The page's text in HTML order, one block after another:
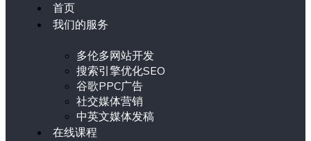
首页
我们的服务
多伦多网站开发
搜索引擎优化SEO
谷歌PPC广告
社交媒体营销
中英文媒体发稿
在线课程